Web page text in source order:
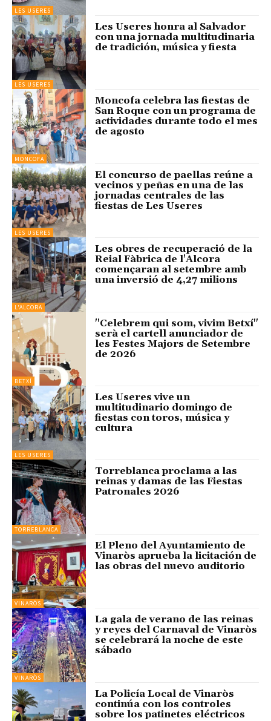
LES USERES
LES USERES
Les Useres honra al Salvador
con una jornada multitudinaria
de tradición, música y fiesta
MONCOFA
Moncofa celebra las fiestas de
San Roque con un programa de
actividades durante todo el mes
de agosto
LES USERES
El concurso de paellas reúne a
vecinos y peñas en una de las
jornadas centrales de las
fiestas de Les Useres
L'ALCORA
Les obres de recuperació de la
Reial Fàbrica de l'Alcora
començaran al setembre amb
una inversió de 4,27 milions
BETXÍ
"Celebrem qui som, vivim Betxí"
serà el cartell anunciador de
les Festes Majors de Setembre
de 2026
LES USERES
Les Useres vive un
multitudinario domingo de
fiestas con toros, música y
cultura
TORREBLANCA
Torreblanca proclama a las
reinas y damas de las Fiestas
Patronales 2026
VINARÒS
El Pleno del Ayuntamiento de
Vinaròs aprueba la licitación de
las obras del nuevo auditorio
VINARÒS
La gala de verano de las reinas
y reyes del Carnaval de Vinaròs
se celebrará la noche de este
sábado
La Policía Local de Vinaròs
continúa con los controles
sobre los patinetes eléctricos